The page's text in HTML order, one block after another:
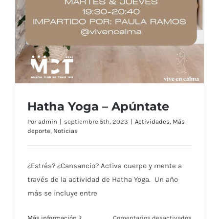
Hatha Yoga – Apúntate
Por admin | septiembre 5th, 2023 | Actividades, Más
deporte, Noticias
¿Estrés? ¿Cansancio? Activa cuerpo y mente a
través de la actividad de Hatha Yoga. Un año
más se incluye entre